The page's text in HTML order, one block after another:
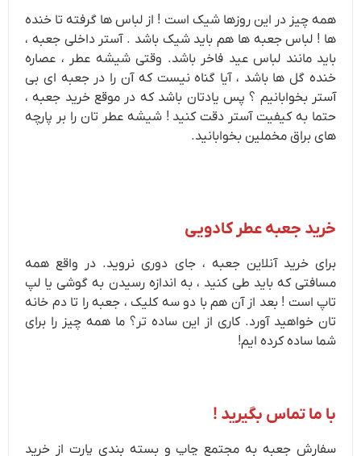
همه چیز در این روزها شیک است ! از لباس ها گرفته تا خنده
ها ! لباس جعبه ها هم باید شیک باشد . آستر داخلی جعبه ،
باید مانند لباس عید فاخر باشد. وقتی شیشه عطر ، عصاره
خنده گل ها باشد ، آیا گناه نیست که آن را در جعبه ای بی
آستر بخوابانیم ؟ پس یادتان باشد که در موقع خرید جعبه ،
حتما به کیفیت آستر دقت کنید ! شیشه عطر تان را بر پارچه
های براق مخملین بخوابانید.
خرید جعبه عطر کادویی
برای خرید آنلاین جعبه ، جای دوری نروید. در واقع همه
مسافتی که باید طی کنید ، به اندازه رسیدن به گوشی یا لپ
تاپ است ! بعد از آن هم با دو سه کلیک ، جعبه را تا دم خانه
تان خواهید آورد. کاری از این ساده تر؟ ما همه چیز را برای
شما ساده کرده ایم!
با ما تماس بگیرید !
سفارش جعبه به مجتمع چاپ و بسته بندی پارت از خرید